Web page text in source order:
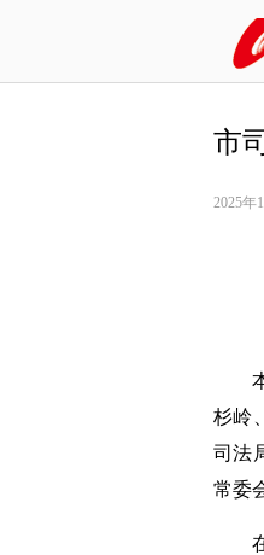
市
2025年
杉岭
司法
常委